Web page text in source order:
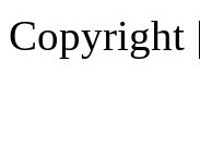
Copyright |